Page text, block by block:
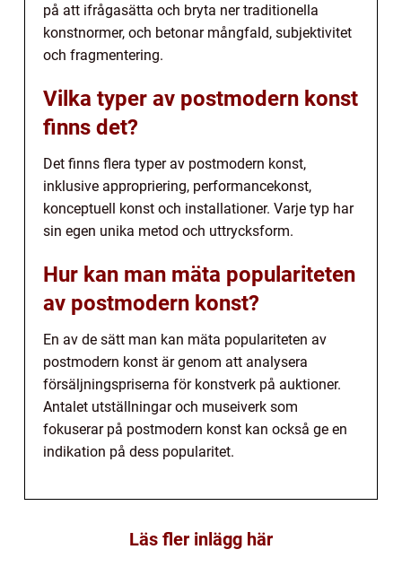
på att ifrågasätta och bryta ner traditionella
konstnormer, och betonar mångfald, subjektivitet
och fragmentering.
Vilka typer av postmodern konst
finns det?
Det finns flera typer av postmodern konst,
inklusive appropriering, performancekonst,
konceptuell konst och installationer. Varje typ har
sin egen unika metod och uttrycksform.
Hur kan man mäta populariteten
av postmodern konst?
En av de sätt man kan mäta populariteten av
postmodern konst är genom att analysera
försäljningspriserna för konstverk på auktioner.
Antalet utställningar och museiverk som
fokuserar på postmodern konst kan också ge en
indikation på dess popularitet.
Läs fler inlägg här